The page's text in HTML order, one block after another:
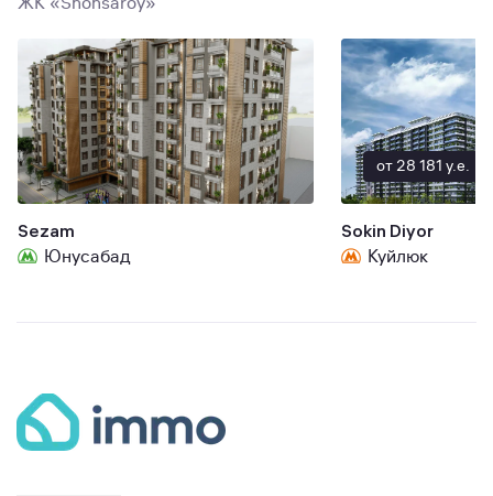
Sezam
Юнусабад
от 28 181 y.e.
Sokin Diyor
Куйлюк